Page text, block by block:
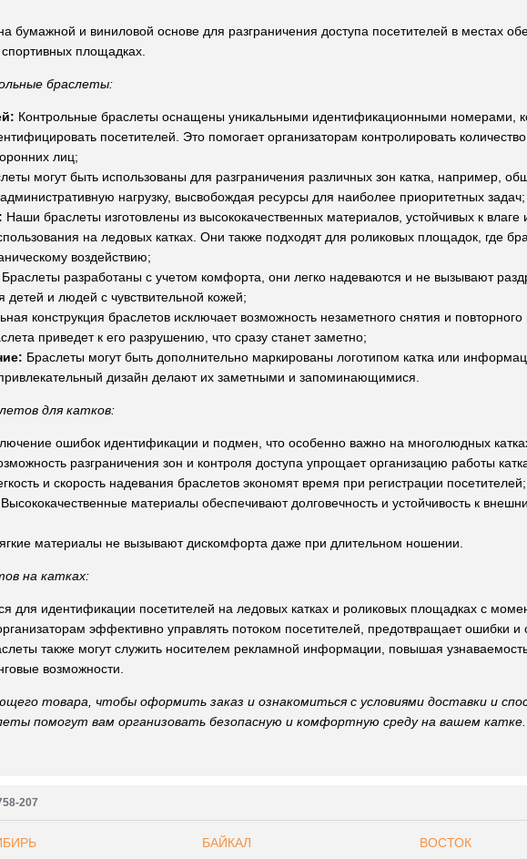
бумажной и виниловой основе для разграничения доступа посетителей в местах
площадках.
браслеты:
Контрольные браслеты оснащены уникальными идентификационными номерами,
посетителей. Это помогает организаторам контролировать
лиц;
могут быть использованы для разграничения различных зон катка, например,
нагрузку, высвобождая ресурсы для наиболее приоритетных задач;
Наши браслеты изготовлены из высококачественных материалов, устойчивых к влаге
на ледовых катках. Они также подходят для роликовых площадок, где
воздействию;
Браслеты разработаны с учетом комфорта, они легко надеваются и не вызывают
и людей с чувствительной кожей;
конструкция браслетов исключает возможность незаметного снятия и повторного
приведет к его разрушению, что сразу станет заметно;
Браслеты могут быть дополнительно маркированы логотипом катка или
дизайн делают их заметными и запоминающимися.
для катков:
ошибок идентификации и подмен, что особенно важно на многолюдных
разграничения зон и контроля доступа упрощает организацию работы
и скорость надевания браслетов экономят время при регистрации посетителей;
материалы обеспечивают долговечность и устойчивость к
материалы не вызывают дискомфорта даже при длительном ношении.
на катках:
для идентификации посетителей на ледовых катках и роликовых площадках с
эффективно управлять потоком посетителей, предотвращает ошибки и
также могут служить носителем рекламной информации, повышая
возможности.
товара, чтобы оформить заказ и ознакомиться с условиями доставки и
помогут вам организовать безопасную и комфортную среду на вашем катке.
207
БАЙКАЛ ВОСТОК